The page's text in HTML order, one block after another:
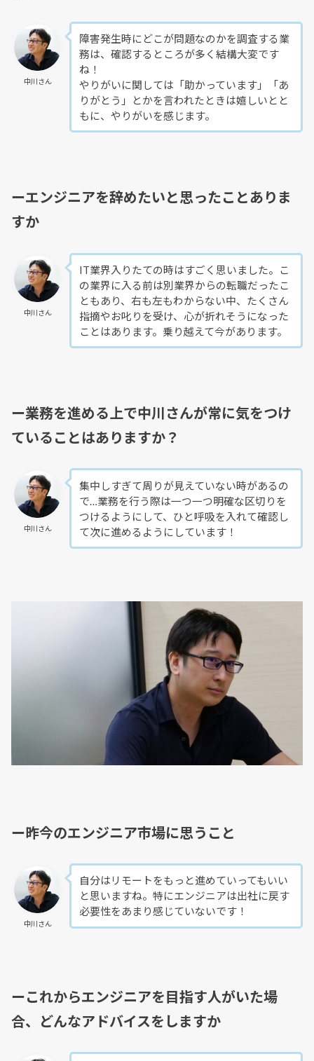
中川さん
障害発生時にどこが問題なのかを調査する業
務は、確認するところが多く結構大変です
ね！
やりがいに関しては「助かっています」「あ
りがとう」とかを言われたときは嬉しいとと
もに、やりがいを感じます。
ーエンジニアを辞めたいと思ったことありま
すか
中川さん
IT業界入りたての時はすごく思いました。こ
の業界に入る前は別業界からの転職だったこ
ともあり、右も左もわからない中、たくさん
指摘やお叱りを受け、心が折れそうになった
ことはあります。乗り越えて今があります。
ー業務を進める上で中川さんが常に気をつけ
ていることはありますか？
中川さん
集中しすぎて周りが見えていない時があるの
で…業務を行う際は一つ一つ明確な区切りを
つけるようにして、ひと呼吸を入れて確認し
て次に進めるようにしています！
ー昨今のエンジニア市場に思うこと
中川さん
自分はリモートをもっと進めていってもいい
と思いますね。特にエンジニアは出社に戻す
必要性をあまり感じていないです！
ーこれからエンジニアを目指す人がいた場
合、どんなアドバイスをしますか